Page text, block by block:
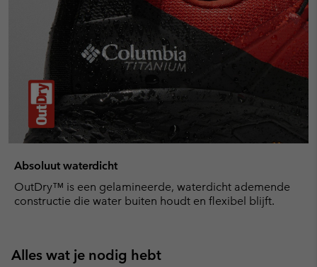
Absoluut waterdicht
OutDry™ is een gelamineerde, waterdicht ademende
constructie die water buiten houdt en flexibel blijft.
Alles wat je nodig hebt